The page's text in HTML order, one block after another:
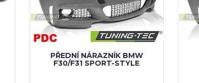
PŘEDNÍ NÁRAZNÍK BMW
F30/F31 SPORT-STYLE